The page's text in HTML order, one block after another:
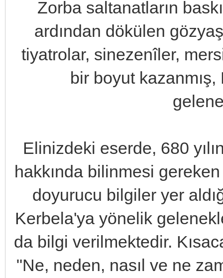
Zorba saltanatların
ardından dökülen
tiyatrolar, sinezenîler,
bir boyut kazanmış,
Elinizdeki eserde, 680
hakkında bilinmesi
doyurucu bilgiler yer
Kerbela'ya yönelik
da bilgi verilmektedir.
"Ne, neden, nasıl ve ne